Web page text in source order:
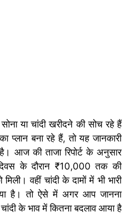
या चांदी खरीदने की सोच रहे हैं
प्लान बना रहे हैं, तो यह जानकारी
आज की ताजा रिपोर्ट के अनुसार
दिवस के दौरान ₹10,000 तक की
वहीं चांदी के दामों में भी भारी
है। तो ऐसे में अगर आप जानना
के भाव में कितना बदलाव आया है